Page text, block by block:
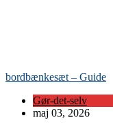
bordbænkesæt – Guide
Gør-det-selv
maj 03, 2026